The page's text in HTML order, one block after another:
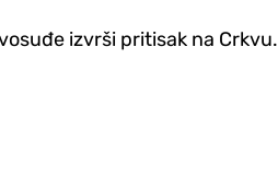
izvrši pritisak na Crkvu.